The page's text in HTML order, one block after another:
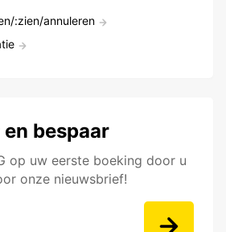
:zien/annuleren
bespaar
op uw eerste boeking door u
onze nieuwsbrief!